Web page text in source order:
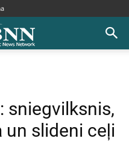
sniegvilksnis,
un slideni ceļi